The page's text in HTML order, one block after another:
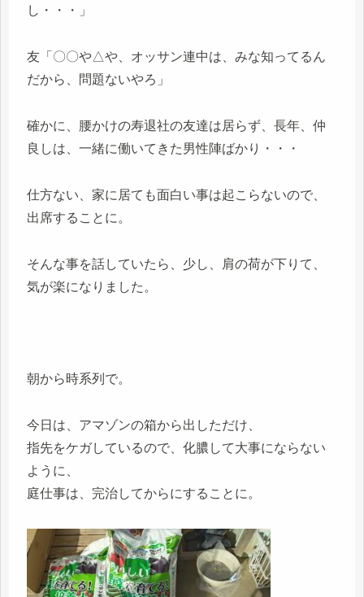
し・・・」
友「〇〇や△や、オッサン連中は、みな知ってるん
だから、問題ないやろ」
確かに、腰かけの寿退社の友達は居らず、長年、仲
良しは、一緒に働いてきた男性陣ばかり・・・
仕方ない、家に居ても面白い事は起こらないので、
出席することに。
そんな事を話していたら、少し、肩の荷が下りて、
気が楽になりました。
朝から時系列で。
今日は、アマゾンの箱から出しただけ、
指先をケガしているので、化膿して大事にならない
ように、
庭仕事は、完治してからにすることに。